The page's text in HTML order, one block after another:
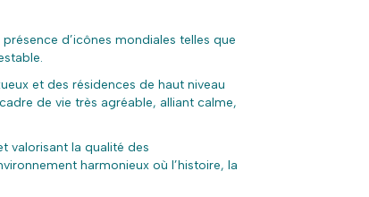
d’icônes mondiales telles que
et des résidences de haut niveau
de vie très agréable, alliant calme,
valorisant la qualité des
harmonieux où l’histoire, la